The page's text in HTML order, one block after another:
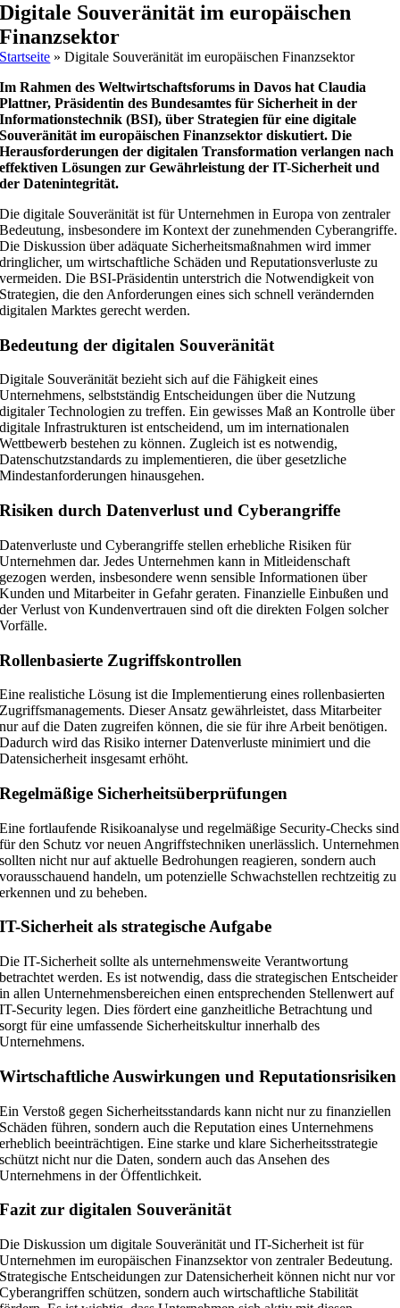
Digitale Souveränität im europäischen
Finanzsektor
Startseite »Digitale Souveränität im europäischen Finanzsektor
Im Rahmen des Weltwirtschaftsforums in Davos hat Claudia
Plattner, Präsidentin des Bundesamtes für Sicherheit in der
Informationstechnik (BSI), über Strategien für eine digitale
Souveränität im europäischen Finanzsektor diskutiert. Die
Herausforderungen der digitalen Transformation verlangen nach
effektiven Lösungen zur Gewährleistung der IT-Sicherheit und
der Datenintegrität.
Die digitale Souveränität ist für Unternehmen in Europa von zentraler
Bedeutung, insbesondere im Kontext der zunehmenden Cyberangriffe.
Die Diskussion über adäquate Sicherheitsmaßnahmen wird immer
dringlicher, um wirtschaftliche Schäden und Reputationsverluste zu
vermeiden. Die BSI-Präsidentin unterstrich die Notwendigkeit von
Strategien, die den Anforderungen eines sich schnell verändernden
digitalen Marktes gerecht werden.
Bedeutung der digitalen Souveränität
Digitale Souveränität bezieht sich auf die Fähigkeit eines
Unternehmens, selbstständig Entscheidungen über die Nutzung
digitaler Technologien zu treffen. Ein gewisses Maß an Kontrolle über
digitale Infrastrukturen ist entscheidend, um im internationalen
Wettbewerb bestehen zu können. Zugleich ist es notwendig,
Datenschutzstandards zu implementieren, die über gesetzliche
Mindestanforderungen hinausgehen.
Risiken durch Datenverlust und Cyberangriffe
Datenverluste und Cyberangriffe stellen erhebliche Risiken für
Unternehmen dar. Jedes Unternehmen kann in Mitleidenschaft
gezogen werden, insbesondere wenn sensible Informationen über
Kunden und Mitarbeiter in Gefahr geraten. Finanzielle Einbußen und
der Verlust von Kundenvertrauen sind oft die direkten Folgen solcher
Vorfälle.
Rollenbasierte Zugriffskontrollen
Eine realistiche Lösung ist die Implementierung eines rollenbasierten
Zugriffsmanagements. Dieser Ansatz gewährleistet, dass Mitarbeiter
nur auf die Daten zugreifen können, die sie für ihre Arbeit benötigen.
Dadurch wird das Risiko interner Datenverluste minimiert und die
Datensicherheit insgesamt erhöht.
Regelmäßige Sicherheitsüberprüfungen
Eine fortlaufende Risikoanalyse und regelmäßige Security-Checks sind
für den Schutz vor neuen Angriffstechniken unerlässlich. Unternehmen
sollten nicht nur auf aktuelle Bedrohungen reagieren, sondern auch
vorausschauend handeln, um potenzielle Schwachstellen rechtzeitig zu
erkennen und zu beheben.
IT-Sicherheit als strategische Aufgabe
Die IT-Sicherheit sollte als unternehmensweite Verantwortung
betrachtet werden. Es ist notwendig, dass die strategischen Entscheider
in allen Unternehmensbereichen einen entsprechenden Stellenwert auf
IT-Security legen. Dies fördert eine ganzheitliche Betrachtung und
sorgt für eine umfassende Sicherheitskultur innerhalb des
Unternehmens.
Wirtschaftliche Auswirkungen und Reputationsrisiken
Ein Verstoß gegen Sicherheitsstandards kann nicht nur zu finanziellen
Schäden führen, sondern auch die Reputation eines Unternehmens
erheblich beeinträchtigen. Eine starke und klare Sicherheitsstrategie
schützt nicht nur die Daten, sondern auch das Ansehen des
Unternehmens in der Öffentlichkeit.
Fazit zur digitalen Souveränität
Die Diskussion um digitale Souveränität und IT-Sicherheit ist für
Unternehmen im europäischen Finanzsektor von zentraler Bedeutung.
Strategische Entscheidungen zur Datensicherheit können nicht nur vor
Cyberangriffen schützen, sondern auch wirtschaftliche Stabilität